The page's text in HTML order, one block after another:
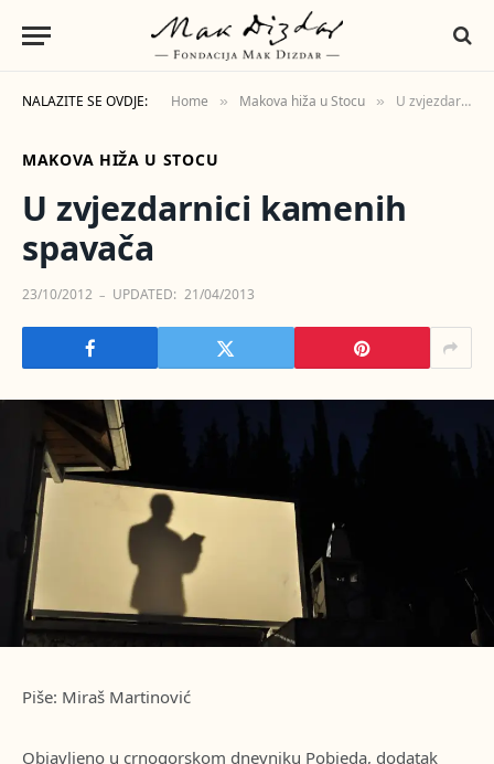
NALAZITE SE OVDJE: Home » Makova hiža u Stocu » U zvjezdarnici kamenih spavača
MAKOVA HIŽA U STOCU
U zvjezdarnici kamenih
spavača
23/10/2012 UPDATED: 21/04/2013
Piše: Miraš Martinović
Objavljeno u crnogorskom dnevniku Pobjeda, dodatak